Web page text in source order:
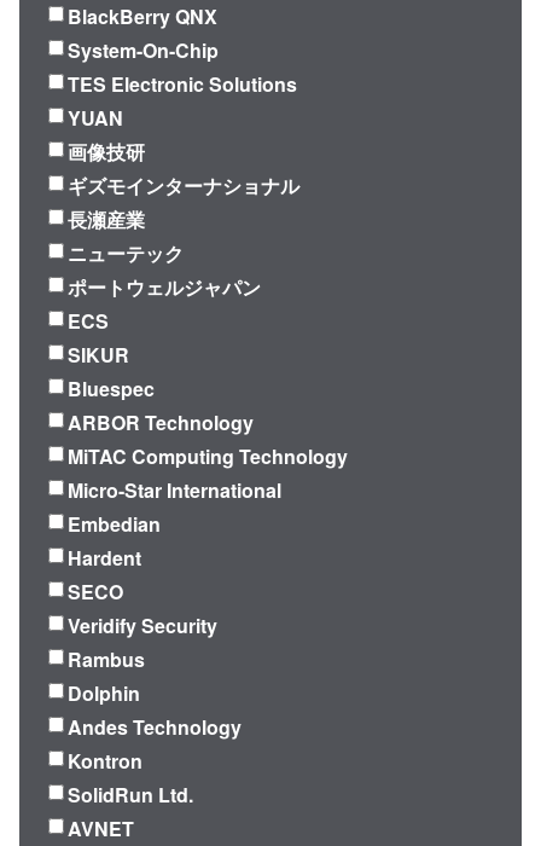
BlackBerry QNX
System-On-Chip
TES Electronic Solutions
YUAN
画像技研
ギズモインターナショナル
長瀬産業
ニューテック
ポートウェルジャパン
ECS
SIKUR
Bluespec
ARBOR Technology
MiTAC Computing Technology
Micro-Star International
Embedian
Hardent
SECO
Veridify Security
Rambus
Dolphin
Andes Technology
Kontron
SolidRun Ltd.
AVNET